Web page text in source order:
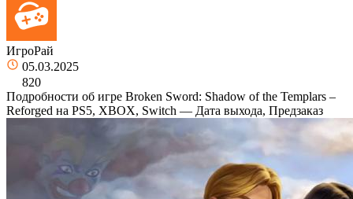
ИгроРай
05.03.2025
820
Подробности об игре Broken Sword: Shadow of the Templars –
Reforged на PS5, XBOX, Switch — Дата выхода, Предзаказ